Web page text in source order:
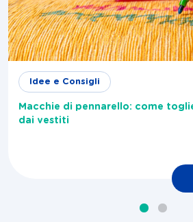
Idee e Consigli
Macchie di pennarello: come
dai vestiti